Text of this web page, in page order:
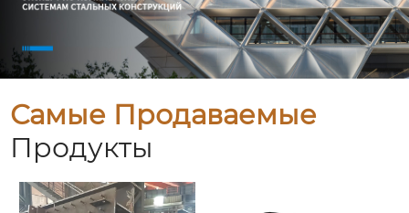
Самые Продаваемые
Продукты